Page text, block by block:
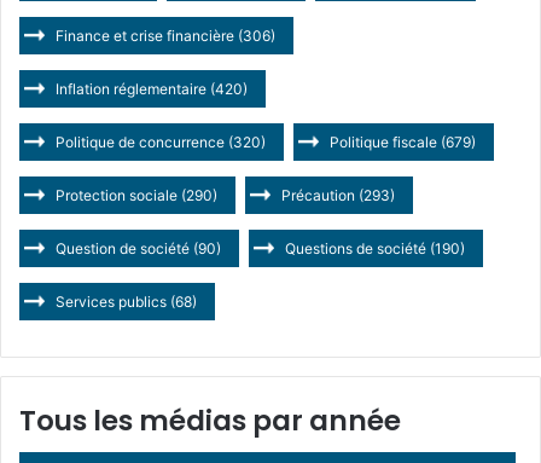
Finance et crise financière (306)
Inflation réglementaire (420)
Politique de concurrence (320) Politique fiscale (679)
Protection sociale (290) Précaution (293)
Question de société (90) Questions de société (190)
Services publics (68)
Tous les médias par année